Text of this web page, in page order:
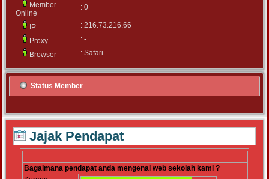
Member
Online
: 0
IP
: 216.73.216.66
Proxy
: -
Browser
: Safari
Status Member
Jajak Pendapat
Bagaimana pendapat anda mengenai web sekolah kami ?